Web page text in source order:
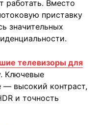
работать. Вместо
приставку
значительных
телевизоры для
Ключевые
— высокий контраст,
и точность